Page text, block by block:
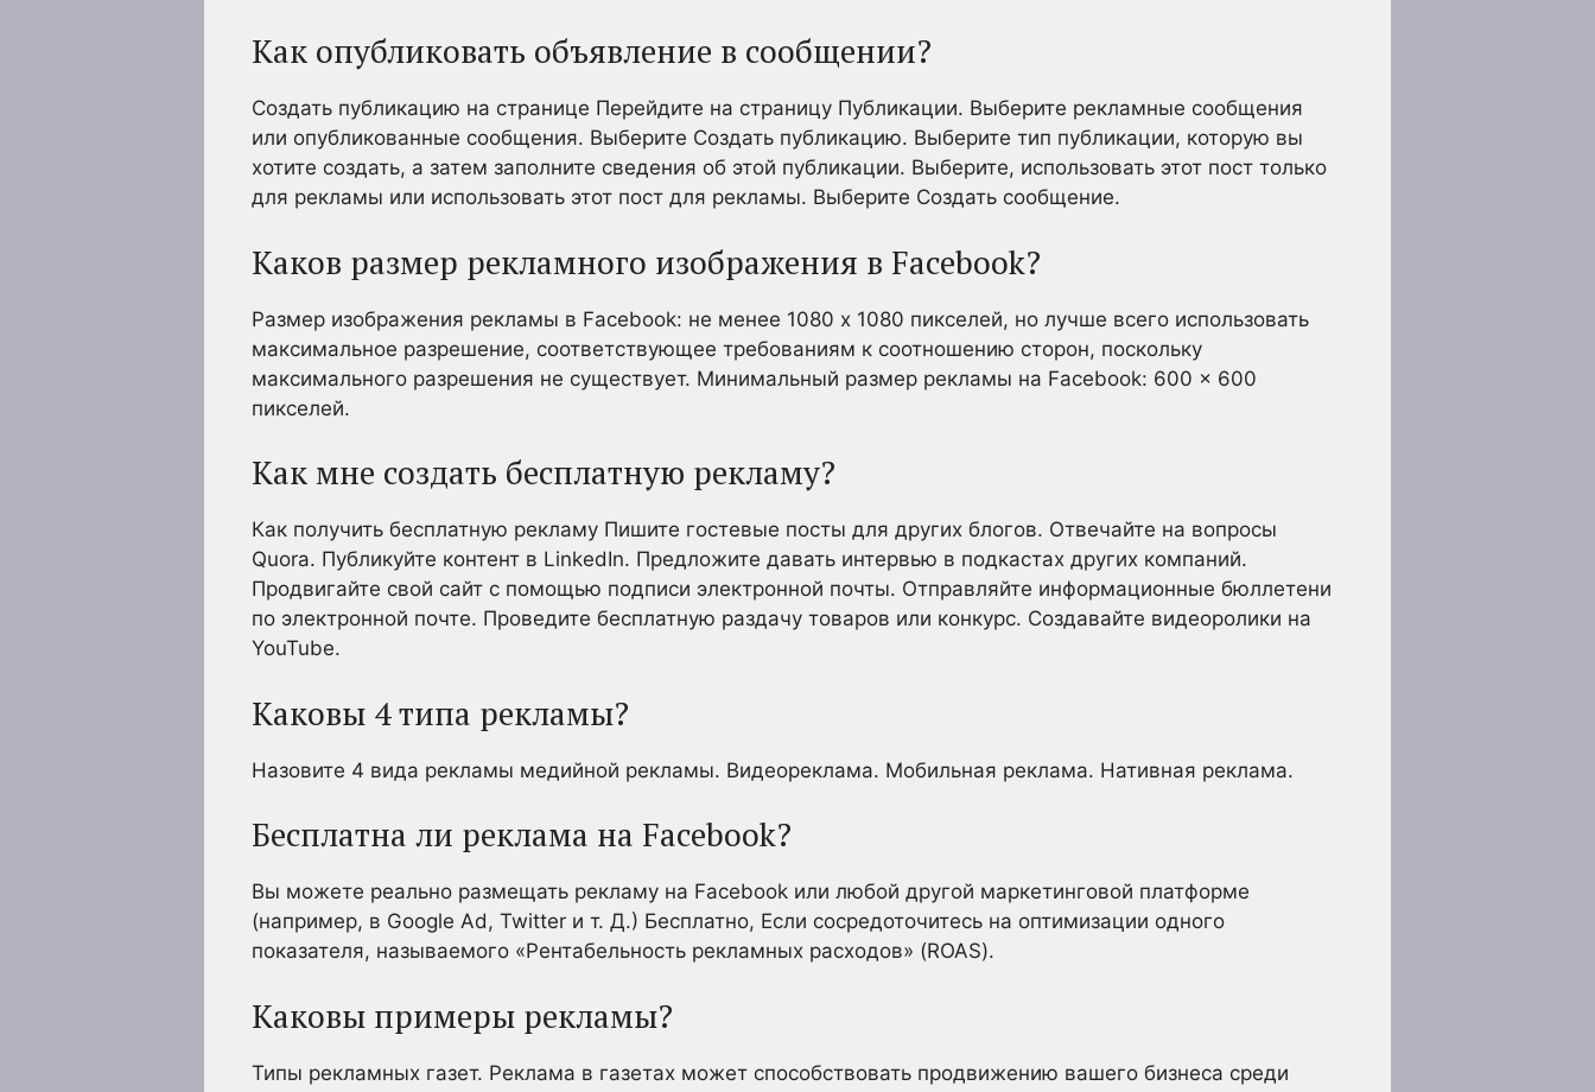
Как опубликовать объявление в сообщении?
Создать публикацию на странице Перейдите на страницу Публикации. Выберите рекламные сообщения
или опубликованные сообщения. Выберите Создать публикацию. Выберите тип публикации, которую вы
хотите создать, а затем заполните сведения об этой публикации. Выберите, использовать этот пост только
для рекламы или использовать этот пост для рекламы. Выберите Создать сообщение.
Каков размер рекламного изображения в Facebook?
Размер изображения рекламы в Facebook: не менее 1080 x 1080 пикселей, но лучше всего использовать
максимальное разрешение, соответствующее требованиям к соотношению сторон, поскольку
максимального разрешения не существует. Минимальный размер рекламы на Facebook: 600 x 600
пикселей.
Как мне создать бесплатную рекламу?
Как получить бесплатную рекламу Пишите гостевые посты для других блогов. Отвечайте на вопросы
Quora. Публикуйте контент в LinkedIn. Предложите давать интервью в подкастах других компаний.
Продвигайте свой сайт с помощью подписи электронной почты. Отправляйте информационные бюллетени
по электронной почте. Проведите бесплатную раздачу товаров или конкурс. Создавайте видеоролики на
YouTube.
Каковы 4 типа рекламы?
Назовите 4 вида рекламы медийной рекламы. Видеореклама. Мобильная реклама. Нативная реклама.
Бесплатна ли реклама на Facebook?
Вы можете реально размещать рекламу на Facebook или любой другой маркетинговой платформе
(например, в Google Ad, Twitter и т. Д.) Бесплатно, Если сосредоточитесь на оптимизации одного
показателя, называемого «Рентабельность рекламных расходов» (ROAS).
Каковы примеры рекламы?
Типы рекламных газет. Реклама в газетах может способствовать продвижению вашего бизнеса среди